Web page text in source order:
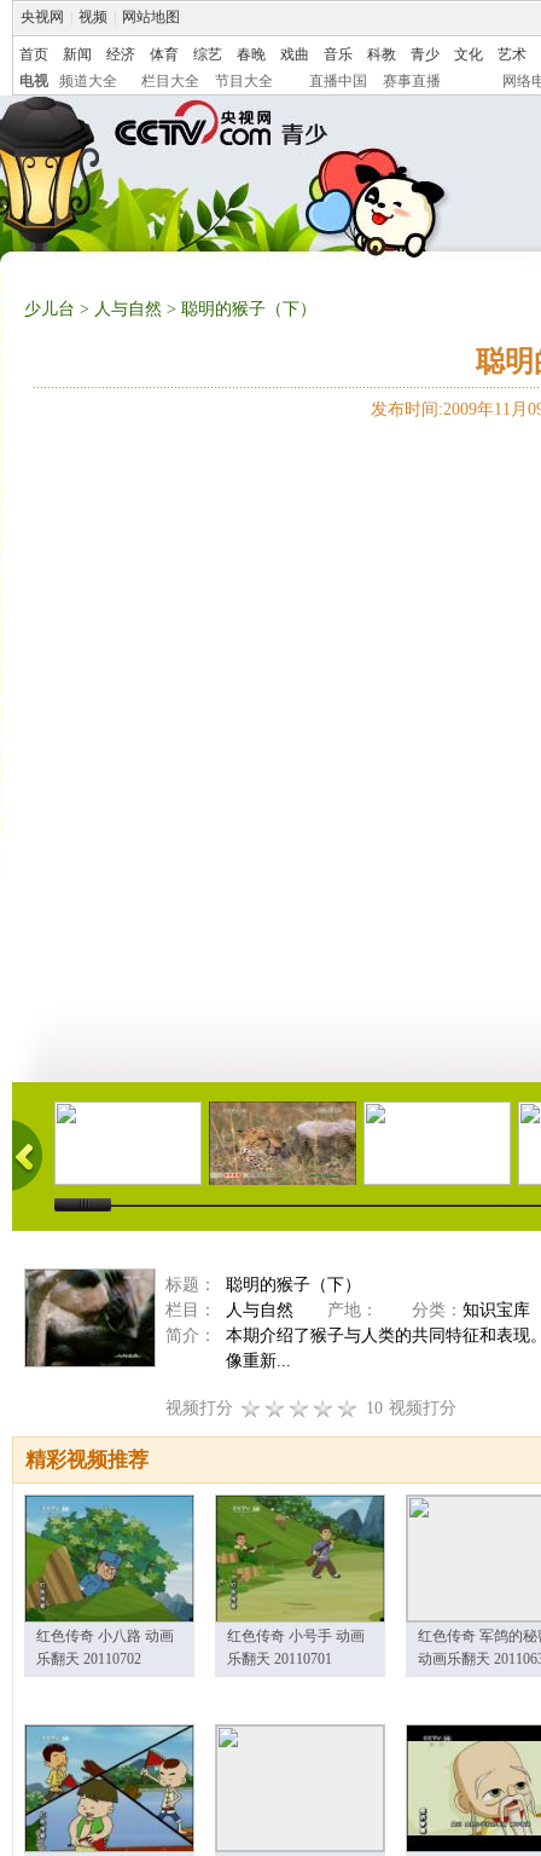
央视网 视频 网站地图
首页 新闻 经济 体育 综艺 春晚 戏曲 音乐 科教 青少 文化
艺术
电视
频道大全 栏目大全 节目大全 直播中国 赛事直播 网络
少儿台 > 人与自然 > 聪明的猴子（下）
聪明
发布时间:2009年11月
10:39 29:59 00:29:59
标题：
聪明的猴子（下）
栏目：
人与自然 产地： 分类： 知识宝库
简介：
本期介绍了猴子与人类的共同特征和表现
像重新...
视频打分 10 视频打分
精彩视频推荐
红色传奇 小八路 动画
乐翻天 20110702
红色传奇 小号手 动画
乐翻天 20110701
红色传奇 军鸽的秘
动画乐翻天